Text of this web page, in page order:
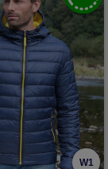
W1